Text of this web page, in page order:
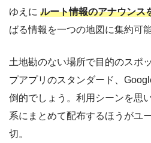
ゆえに ルート情報のアナウンス
ばる情報を一つの地図に集約可能
土地勘のない場所で目的のスポ
プアプリのスタンダード、
倒的でしょう。利用シーンを思
系にまとめて配布するほうがユ
切。